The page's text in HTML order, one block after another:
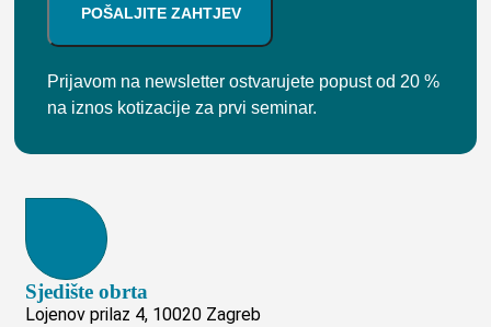
POŠALJITE ZAHTJEV
Prijavom na newsletter ostvarujete popust od 20 %
na iznos kotizacije za prvi seminar.
Sjedište obrta
Lojenov prilaz 4, 10020 Zagreb